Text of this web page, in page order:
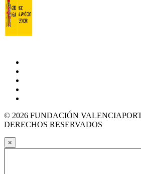
© 2026 FUNDACIÓN
DERECHOS RESERVADOS
×